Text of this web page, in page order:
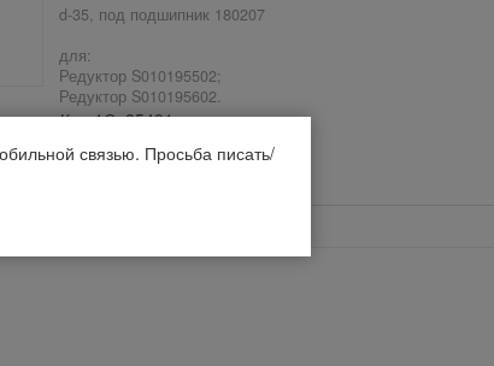
d-35, под подшипник 180207
для:
Редуктор S010195502;
Редуктор S010195602.
Код 1С: 85491
связью. Просьба писать/